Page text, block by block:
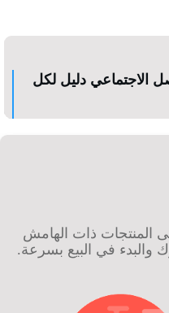
دليل لكل
ذات الهامش
في البيع بسرعة.